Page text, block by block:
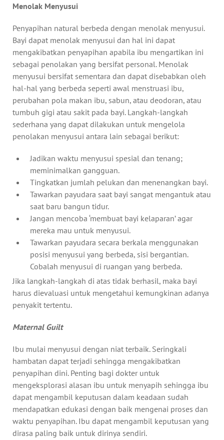
Menolak Menyusui
Penyapihan natural berbeda dengan menolak menyusui.
Bayi dapat menolak menyusui dan hal ini dapat
mengakibatkan penyapihan apabila ibu mengartikan ini
sebagai penolakan yang bersifat personal. Menolak
menyusui bersifat sementara dan dapat disebabkan oleh
hal-hal yang berbeda seperti awal menstruasi ibu,
perubahan pola makan ibu, sabun, atau deodoran, atau
tumbuh gigi atau sakit pada bayi. Langkah-langkah
sederhana yang dapat dilakukan untuk mengelola
penolakan menyusui antara lain sebagai berikut:
Jadikan waktu menyusui spesial dan tenang;
meminimalkan gangguan.
Tingkatkan jumlah pelukan dan menenangkan bayi.
Tawarkan payudara saat bayi sangat mengantuk atau
saat baru bangun tidur.
Jangan mencoba ‘membuat bayi kelaparan’ agar
mereka mau untuk menyusui.
Tawarkan payudara secara berkala menggunakan
posisi menyusui yang berbeda, sisi bergantian.
Cobalah menyusui di ruangan yang berbeda.
Jika langkah-langkah di atas tidak berhasil, maka bayi
harus dievaluasi untuk mengetahui kemungkinan adanya
penyakit tertentu.
Maternal Guilt
Ibu mulai menyusui dengan niat terbaik. Seringkali
hambatan dapat terjadi sehingga mengakibatkan
penyapihan dini. Penting bagi dokter untuk
mengeksplorasi alasan ibu untuk menyapih sehingga ibu
dapat mengambil keputusan dalam keadaan sudah
mendapatkan edukasi dengan baik mengenai proses dan
waktu penyapihan. Ibu dapat mengambil keputusan yang
dirasa paling baik untuk dirinya sendiri.